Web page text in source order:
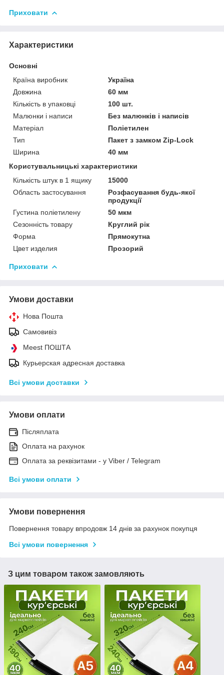
Приховати
Характеристики
Основні
Країна виробник
Україна
Довжина
60 мм
Кількість в упаковці
100 шт.
Малюнки і написи
Без малюнків і написів
Матеріал
Поліетилен
Тип
Пакет з замком Zip-Lock
Ширина
40 мм
Користувальницькі характеристики
Кількість штук в 1 ящику
15000
Область застосування
Розфасування будь-якої
продукції
Густина поліетилену
50 мкм
Сезонність товару
Круглий рік
Форма
Прямокутна
Цвет изделия
Прозорий
Приховати
Умови доставки
Нова Пошта
Самовивіз
Meest ПОШТА
Курьерская адресная доставка
Всі умови доставки
Умови оплати
Післяплата
Оплата на рахунок
Оплата за реквізитами - у Viber / Telegram
Всі умови оплати
Умови повернення
Повернення товару впродовж 14 днів за рахунок покупця
Всі умови повернення
З цим товаром також замовляють